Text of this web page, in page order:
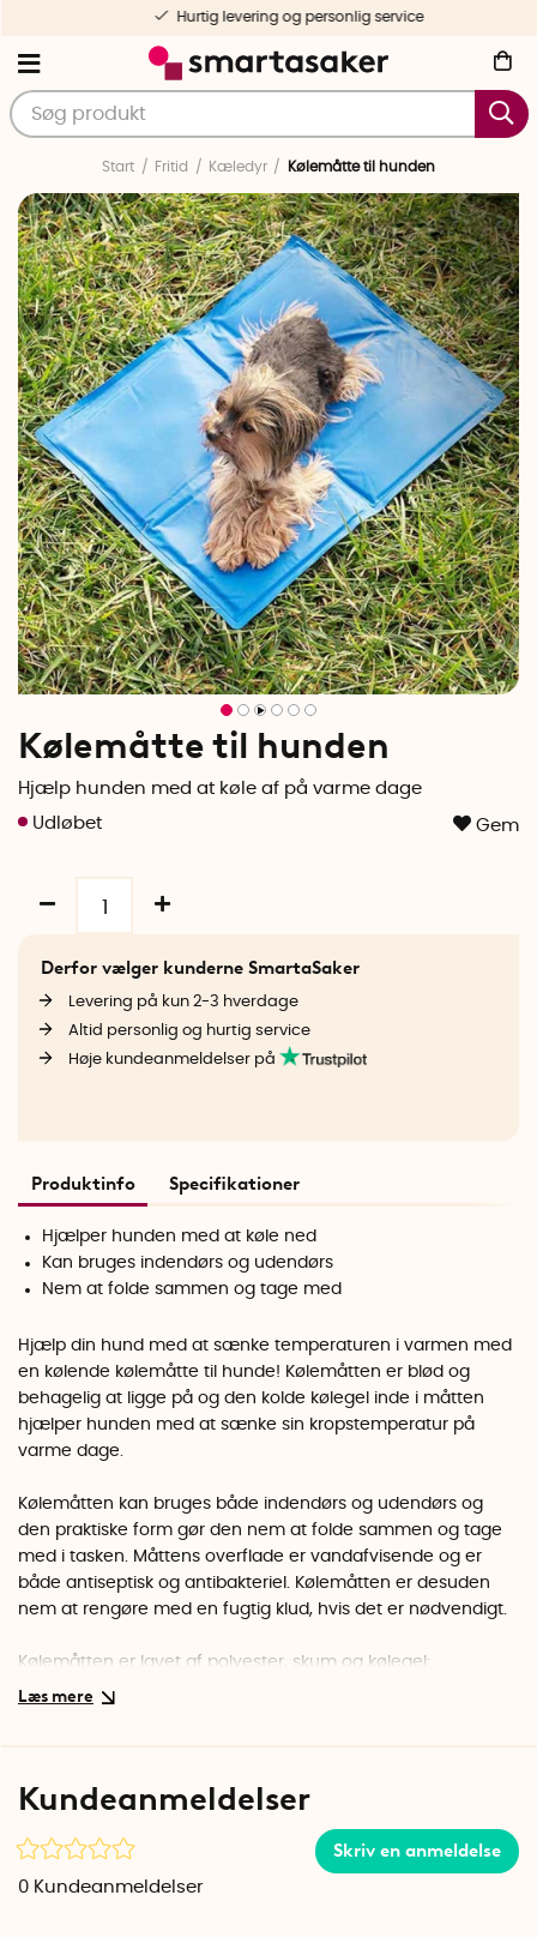
Hurtig levering og personlig service
Start Fritid Kæledyr Kølemåtte til hunden
Kølemåtte til hunden
Hjælp hunden med at køle af på varme dage
Gem
Derfor vælger kunderne SmartaSaker
Levering på kun 2-3 hverdage
Altid personlig og hurtig service
Høje kundeanmeldelser på
Produktinfo Specifikationer
Hjælper hunden med at køle ned
Kan bruges indendørs og udendørs
Nem at folde sammen og tage med
Hjælp din hund med at sænke temperaturen i varmen med
en kølende kølemåtte til hunde! Kølemåtten er blød og
behagelig at ligge på og den kolde kølegel inde i måtten
hjælper hunden med at sænke sin kropstemperatur på
varme dage.
Kølemåtten kan bruges både indendørs og udendørs og
den praktiske form gør den nem at folde sammen og tage
med i tasken. Måttens overflade er vandafvisende og er
både antiseptisk og antibakteriel. Kølemåtten er desuden
nem at rengøre med en fugtig klud, hvis det er nødvendigt.
Kølemåtten er lavet af polyester, skum og kølegel:
Small: 40 cm x 50 cm x 1 cm
Kundeanmeldelser
Skriv en anmeldelse
0 Kundeanmeldelser